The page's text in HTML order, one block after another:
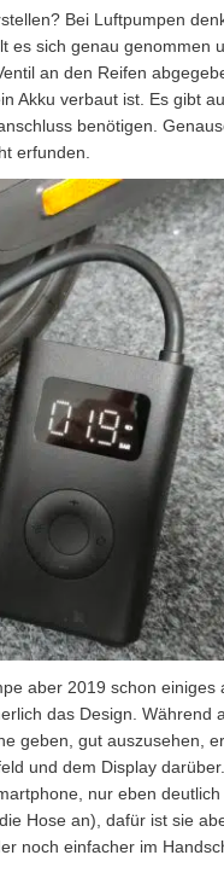
Bei Luftpumpen
sich genau genommen
an den Reifen
Akku verbaut ist. Es gibt
benötigen.
erfunden.
aber 2019 schon einiges
das Design. Während
geben, gut auszusehen,
und dem Display
nur eben
Hose an), dafür ist sie
noch einfacher im